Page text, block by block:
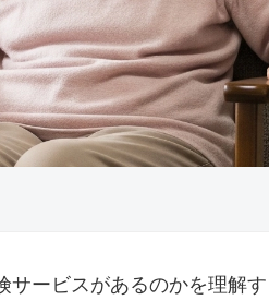
サービスがあるのかを理解